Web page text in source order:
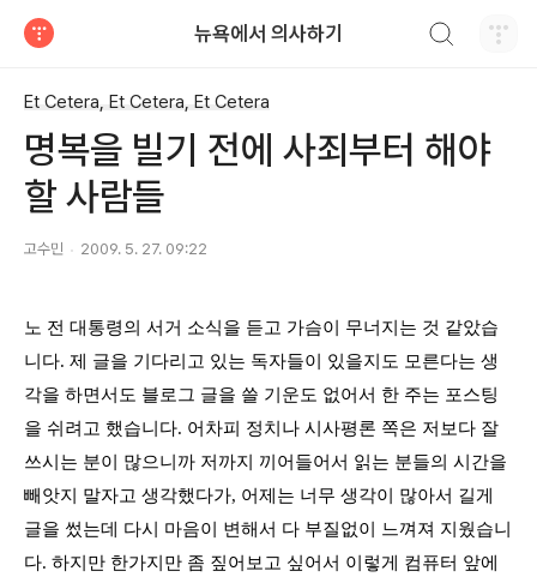
뉴욕에서 의사하기
Et Cetera, Et Cetera, Et Cetera
명복을 빌기 전에 사죄부터 해야
할 사람들
고수민 2009. 5. 27. 09:22
노 전 대통령의 서거 소식을 듣고 가슴이 무너지는 것 같았습
니다. 제 글을 기다리고 있는 독자들이 있을지도 모른다는 생
각을 하면서도 블로그 글을 쓸 기운도 없어서 한 주는 포스팅
을 쉬려고 했습니다. 어차피 정치나 시사평론 쪽은 저보다 잘
쓰시는 분이 많으니까 저까지 끼어들어서 읽는 분들의 시간을
빼앗지 말자고 생각했다가, 어제는 너무 생각이 많아서 길게
글을 썼는데 다시 마음이 변해서 다 부질없이 느껴져 지웠습니
다. 하지만 한가지만 좀 짚어보고 싶어서 이렇게 컴퓨터 앞에